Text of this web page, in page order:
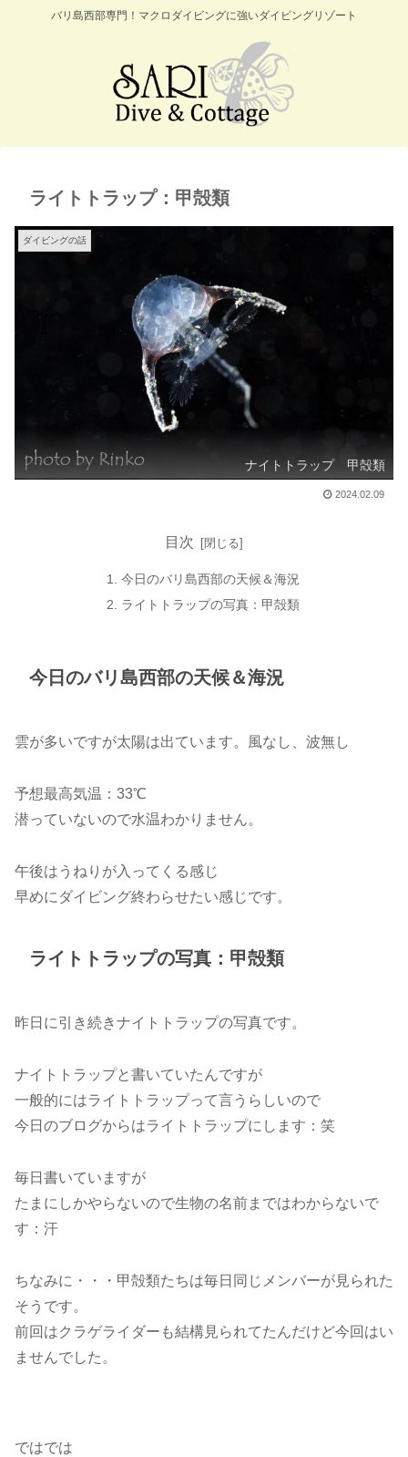
バリ島西部専門！マクロダイビングに強いダイビングリゾート
ライトトラップ：甲殻類
ダイビングの話
ナイトトラップ 甲殻類
2024.02.09
目次
今日のバリ島西部の天候＆海況
ライトトラップの写真：甲殻類
今日のバリ島西部の天候＆海況
雲が多いですが太陽は出ています。風なし、波無し
予想最高気温：33℃
潜っていないので水温わかりません。
午後はうねりが入ってくる感じ
早めにダイビング終わらせたい感じです。
ライトトラップの写真：甲殻類
昨日に引き続きナイトトラップの写真です。
ナイトトラップと書いていたんですが
一般的にはライトトラップって言うらしいので
今日のブログからはライトトラップにします：笑
毎日書いていますが
たまにしかやらないので生物の名前まではわからないで
す：汗
ちなみに・・・甲殻類たちは毎日同じメンバーが見られた
そうです。
前回はクラゲライダーも結構見られてたんだけど今回はい
ませんでした。
ではでは